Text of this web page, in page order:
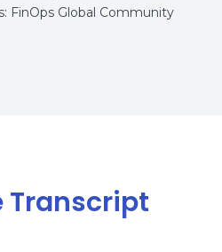
FinOps Global Community
Transcript